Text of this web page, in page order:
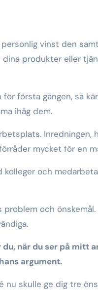
personlig vinst den
dina produkter eller
första gången, så
ihåg dem.
Inredningen,
mycket för en
kolleger och
problem och
när du ser på mitt
argument.
nu skulle ge dig tre